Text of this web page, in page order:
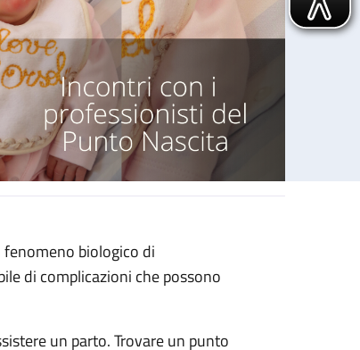
fenomeno biologico di
di complicazioni che possono
un parto. Trovare un punto